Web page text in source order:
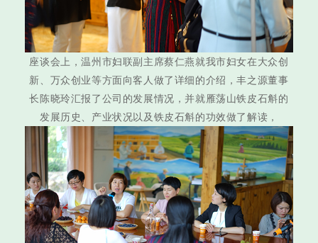
座谈会上，温州市妇联副主席蔡仁燕就我市妇女在大众创
新、万众创业等方面向客人做了详细的介绍，丰之源董事
长陈晓玲汇报了公司的发展情况，并就雁荡山铁皮石斛的
发展历史、产业状况以及铁皮石斛的功效做了解读，